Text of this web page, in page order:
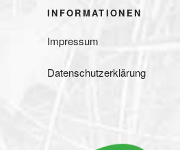
INFORMATIONEN
Impressum
Datenschutzerklärung